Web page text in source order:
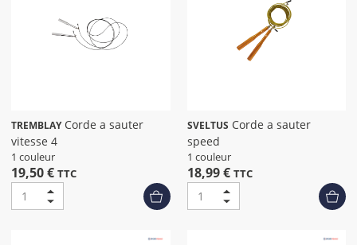
TREMBLAYCorde a sauter
vitesse 4
1 couleur
19,50 € TTC
SVELTUS
speed
1 couleur
18,99 € TTC